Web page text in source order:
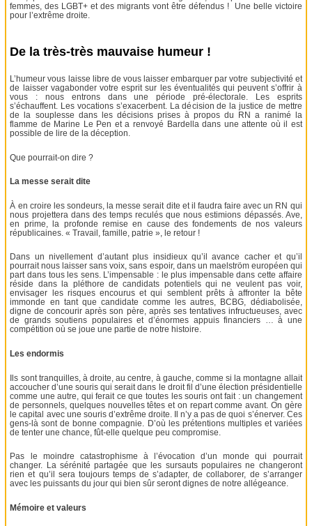
femmes, des LGBT+ et des migrants vont être défendus ! Une belle victoire
pour l’extrême droite.
De la très-très mauvaise humeur !
L’humeur vous laisse libre de vous laisser embarquer par votre subjectivité et
de laisser vagabonder votre esprit sur les éventualités qui peuvent s’offrir à
vous : nous entrons dans une période pré-électorale. Les esprits
s’échauffent. Les vocations s’exacerbent. La décision de la justice de mettre
de la souplesse dans les décisions prises à propos du RN a ranimé la
flamme de Marine Le Pen et a renvoyé Bardella dans une attente où il est
possible de lire de la déception.
Que pourrait-on dire ?
La messe serait dite
À en croire les sondeurs, la messe serait dite et il faudra faire avec un RN qui
nous projettera dans des temps reculés que nous estimions dépassés. Ave,
en prime, la profonde remise en cause des fondements de nos valeurs
républicaines. « Travail, famille, patrie », le retour !
Dans un nivellement d’autant plus insidieux qu’il avance cacher et qu’il
pourrait nous laisser sans voix, sans espoir, dans un maelström européen qui
part dans tous les sens. L’impensable : le plus impensable dans cette affaire
réside dans la pléthore de candidats potentiels qui ne veulent pas voir,
envisager les risques encourus et qui semblent prêts à affronter la bête
immonde en tant que candidate comme les autres, BCBG, dédiabolisée,
digne de concourir après son père, après ses tentatives infructueuses, avec
de grands soutiens populaires et d’énormes appuis financiers … à une
compétition où se joue une partie de notre histoire.
Les endormis
Ils sont tranquilles, à droite, au centre, à gauche, comme si la montagne allait
accoucher d’une souris qui serait dans le droit fil d’une élection présidentielle
comme une autre, qui ferait ce que toutes les souris ont fait : un changement
de personnels, quelques nouvelles têtes et on repart comme avant. On gère
le capital avec une souris d’extrême droite. Il n’y a pas de quoi s’énerver. Ces
gens-là sont de bonne compagnie. D’où les prétentions multiples et variées
de tenter une chance, fût-elle quelque peu compromise.
Pas le moindre catastrophisme à l’évocation d’un monde qui pourrait
changer. La sérénité partagée que les sursauts populaires ne changeront
rien et qu’il sera toujours temps de s’adapter, de collaborer, de s’arranger
avec les puissants du jour qui bien sûr seront dignes de notre allégeance.
Mémoire et valeurs